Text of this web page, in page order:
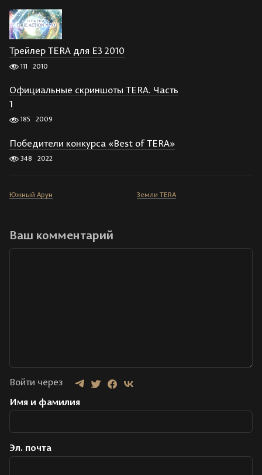
Трейлер TERA для E3 2010
111 2010
Официальные скриншоты TERA. Часть
1
185 2009
Победители конкурса «Best of TERA»
348 2022
Южный Арун Земли TERA
Ваш комментарий
Войти через
Имя и фамилия
Эл. почта